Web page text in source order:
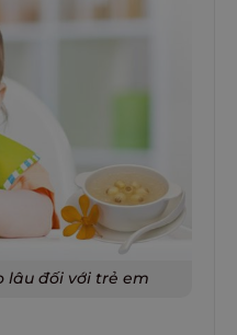
lâu đối với trẻ em